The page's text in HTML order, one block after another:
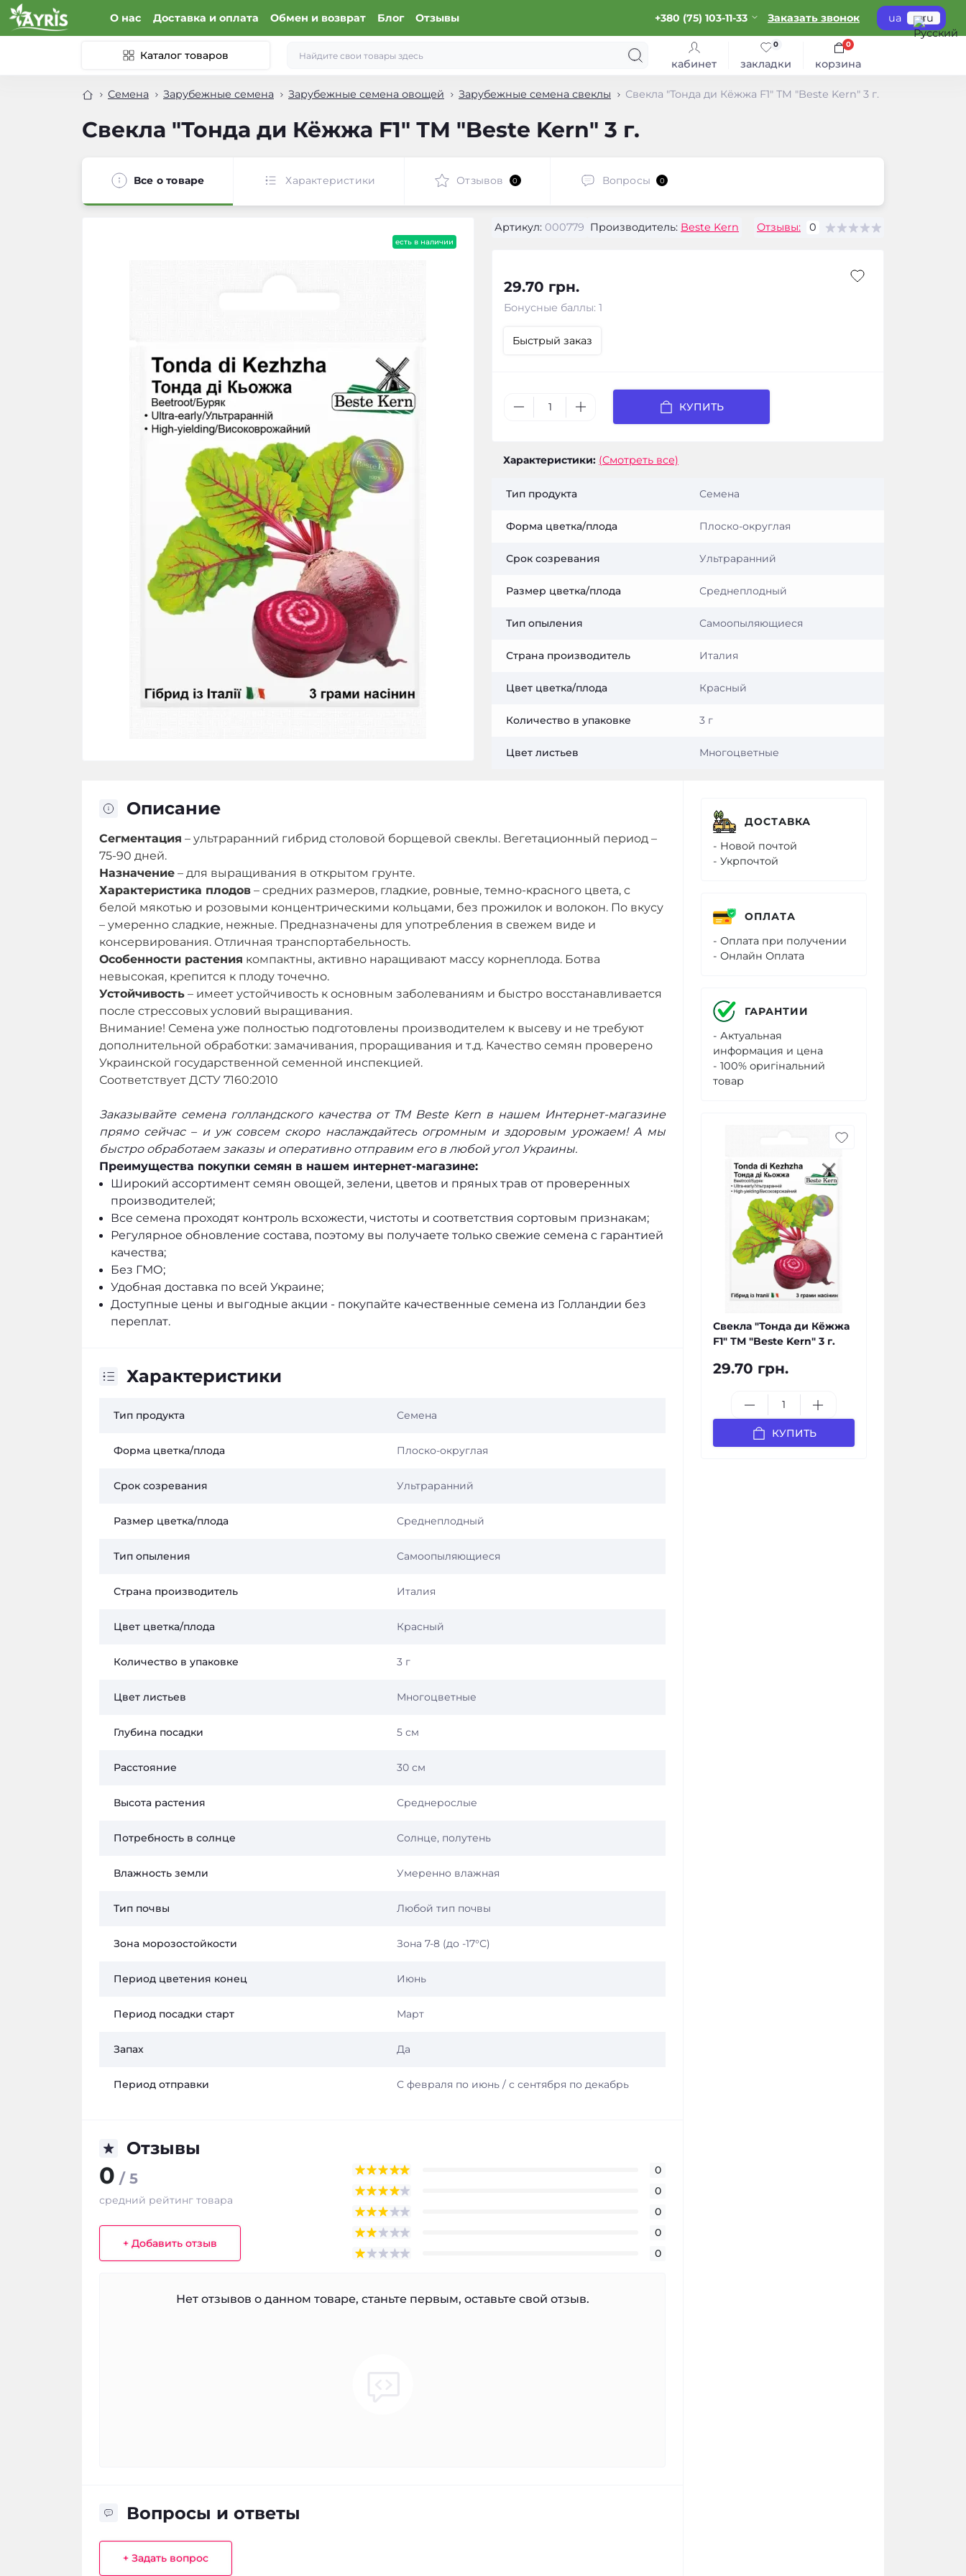
О нас Доставка и оплата Обмен и возврат Блог Отзывы +380 (75) 103-11-33 Заказать звонок ua ru
Каталог товаров
кабинет закладки
0
корзина
0
Семена Зарубежные семена Зарубежные семена овощей Зарубежные семена свеклы Свекла "Тонда ди Кёжжа F1" ТМ "Bestе Kern" 3 г.
Свекла "Тонда ди Кёжжа F1" ТМ "Bestе Kern" 3 г.
Все о товаре Характеристики Отзывов 0 Вопросы 0
есть в наличии
Артикул: 000779 Производитель: Beste Kern Отзывы: 0
29.70 грн.
Бонусные баллы: 1
Быстрый заказ
КУПИТЬ
Характеристики: (Смотреть все)
Тип продукта Семена
Форма цветка/плода Плоско-округлая
Срок созревания Ультраранний
Размер цветка/плода Среднеплодный
Тип опыления Самоопыляющиеся
Страна производитель Италия
Цвет цветка/плода Красный
Количество в упаковке 3 г
Цвет листьев Многоцветные
Описание
Сегментация – ультраранний гибрид столовой борщевой свеклы. Вегетационный период –
75-90 дней.
Назначение – для выращивания в открытом грунте.
Характеристика плодов – средних размеров, гладкие, ровные, темно-красного цвета, с
белой мякотью и розовыми концентрическими кольцами, без прожилок и волокон. По вкусу
– умеренно сладкие, нежные. Предназначены для употребления в свежем виде и
консервирования. Отличная транспортабельность.
Особенности растения компактны, активно наращивают массу корнеплода. Ботва
невысокая, крепится к плоду точечно.
Устойчивость – имеет устойчивость к основным заболеваниям и быстро восстанавливается
после стрессовых условий выращивания.
Внимание! Семена уже полностью подготовлены производителем к высеву и не требуют
дополнительной обработки: замачивания, проращивания и т.д. Качество семян проверено
Украинской государственной семенной инспекцией.
Соответствует ДСТУ 7160:2010
Заказывайте семена голландского качества от ТМ Beste Kern в нашем Интернет-магазине
прямо сейчас – и уж совсем скоро наслаждайтесь огромным и здоровым урожаем! А мы
быстро обработаем заказы и оперативно отправим его в любой угол Украины.
Преимущества покупки семян в нашем интернет-магазине:
Широкий ассортимент семян овощей, зелени, цветов и пряных трав от проверенных
производителей;
Все семена проходят контроль всхожести, чистоты и соответствия сортовым признакам;
Регулярное обновление состава, поэтому вы получаете только свежие семена с гарантией
качества;
Без ГМО;
Удобная доставка по всей Украине;
Доступные цены и выгодные акции - покупайте качественные семена из Голландии без
переплат.
Характеристики
Тип продукта Семена
Форма цветка/плода Плоско-округлая
Срок созревания Ультраранний
Размер цветка/плода Среднеплодный
Тип опыления Самоопыляющиеся
Страна производитель Италия
Цвет цветка/плода Красный
Количество в упаковке 3 г
Цвет листьев Многоцветные
Глубина посадки 5 см
Расстояние 30 см
Высота растения Среднерослые
Потребность в солнце Солнце, полутень
Влажность земли Умеренно влажная
Тип почвы Любой тип почвы
Зона морозостойкости Зона 7-8 (до -17°С)
Период цветения конец Июнь
Период посадки старт Март
Запах Да
Период отправки С февраля по июнь / с сентября по декабрь
Отзывы
0 / 5
средний рейтинг товара
+ Добавить отзыв
0
0
0
0
0
Нет отзывов о данном товаре, станьте первым, оставьте свой отзыв.
Вопросы и ответы
+ Задать вопрос
ДОСТАВКА
- Новой почтой
- Укрпочтой
ОПЛАТА
- Оплата при получении
- Онлайн Оплата
ГАРАНТИИ
- Актуальная
информация и цена
- 100% оригінальний
товар
Свекла "Тонда ди Кёжжа
F1" ТМ "Bestе Kern" 3 г.
29.70 грн.
КУПИТЬ